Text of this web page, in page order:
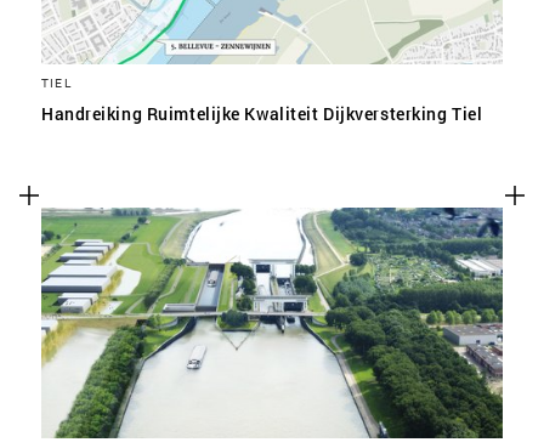
TIEL
Handreiking Ruimtelijke Kwaliteit Dijkversterking Tiel